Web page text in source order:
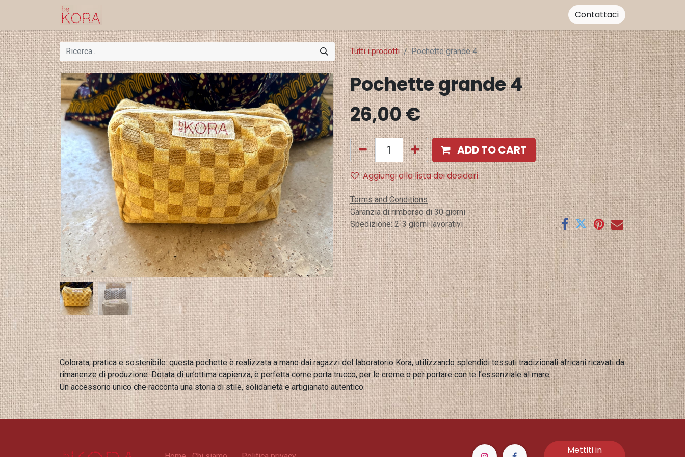
Contattaci
Tutti i prodotti Pochette grande 4
Pochette grande 4
26,00€
ADD TO CART
Aggiungi alla lista dei desideri
Terms and Conditions
Garanzia di rimborso di 30 giorni
Spedizione: 2-3 giorni lavorativi
Colorata, pratica e sostenibile: questa pochette è realizzata a mano dai ragazzi del laboratorio Kora, utilizzando splendidi tessuti tradizionali africani ricavati da
rimanenze di produzione. Dotata di un’ottima capienza, è perfetta come porta trucco, per le creme o per portare con te l’essenziale al mare.
Un accessorio unico che racconta una storia di stile, solidarietà e artigianato autentico.
Mettiti in